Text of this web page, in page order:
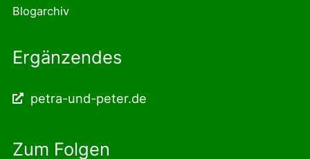
Blogarchiv
Ergänzendes
petra-und-peter.de
Zum Folgen